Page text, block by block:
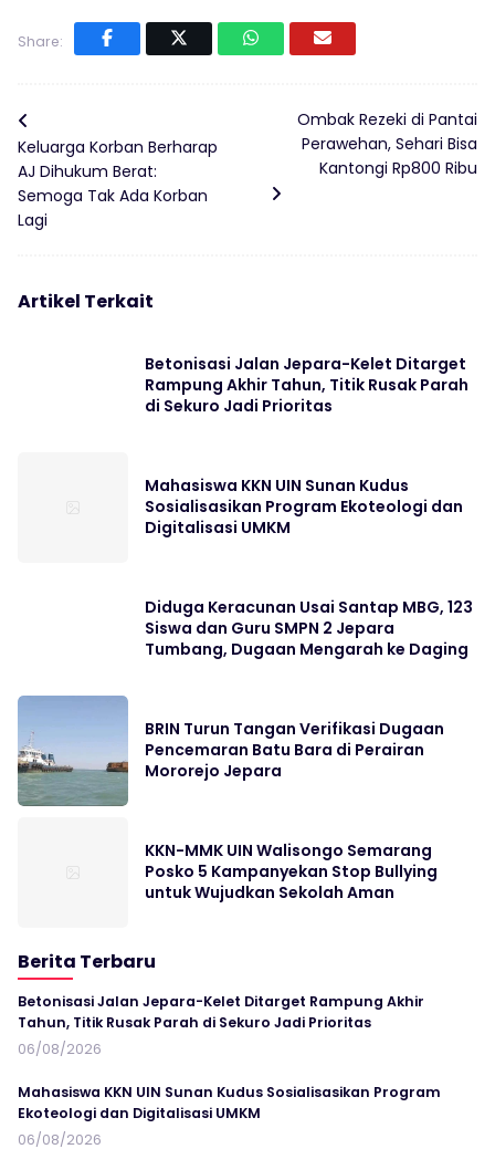
Share:
Keluarga Korban Berharap
AJ Dihukum Berat:
Semoga Tak Ada Korban
Lagi
Ombak Rezeki di Pantai
Perawehan, Sehari Bisa
Kantongi Rp800 Ribu
Artikel Terkait
Betonisasi Jalan Jepara-Kelet Ditarget
Rampung Akhir Tahun, Titik Rusak Parah
di Sekuro Jadi Prioritas
Mahasiswa KKN UIN Sunan Kudus
Sosialisasikan Program Ekoteologi dan
Digitalisasi UMKM
Diduga Keracunan Usai Santap MBG, 123
Siswa dan Guru SMPN 2 Jepara
Tumbang, Dugaan Mengarah ke Daging
BRIN Turun Tangan Verifikasi Dugaan
Pencemaran Batu Bara di Perairan
Mororejo Jepara
KKN-MMK UIN Walisongo Semarang
Posko 5 Kampanyekan Stop Bullying
untuk Wujudkan Sekolah Aman
Berita Terbaru
Betonisasi Jalan Jepara-Kelet Ditarget Rampung Akhir
Tahun, Titik Rusak Parah di Sekuro Jadi Prioritas
06/08/2026
Mahasiswa KKN UIN Sunan Kudus Sosialisasikan Program
Ekoteologi dan Digitalisasi UMKM
06/08/2026